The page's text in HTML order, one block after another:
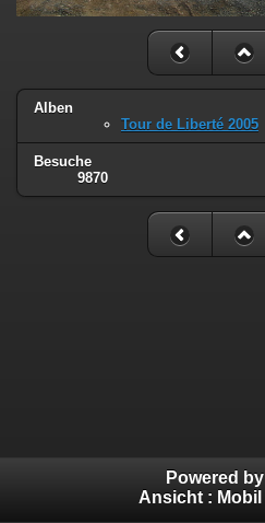
Alben
Tour de Liberté 2005
Besuche
9870
Powered by
Ansicht : Mobil